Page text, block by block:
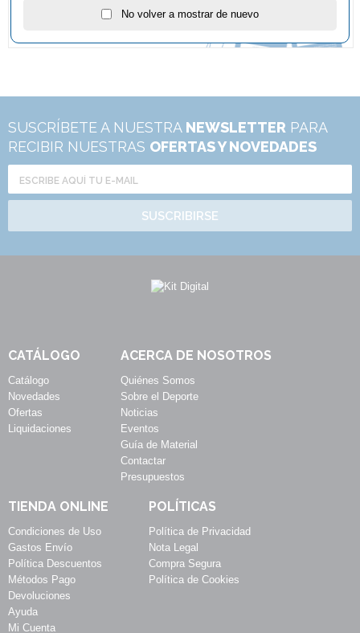
SUSCRÍBETE A NUESTRA NEWSLETTER PARA
RECIBIR NUESTRAS OFERTAS Y NOVEDADES
SUSCRIBIRSE
CATÁLOGO
Catálogo
Novedades
Ofertas
Liquidaciones
ACERCA DE NOSOTROS
Quiénes Somos
Sobre el Deporte
Noticias
Eventos
Guía de Material
Contactar
Presupuestos
TIENDA ONLINE
Condiciones de Uso
Gastos Envío
Política Descuentos
Métodos Pago
Devoluciones
Ayuda
Mi Cuenta
POLÍTICAS
Política de Privacidad
Nota Legal
Compra Segura
Política de Cookies
No volver a mostrar de nuevo